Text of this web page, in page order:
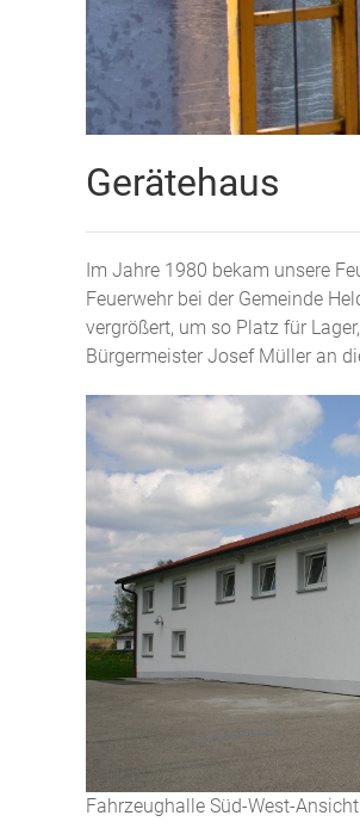
Gerätehaus
Im Jahre 1980 bekam unsere
Feuerwehr bei der Gemeinde
vergrößert, um so Platz für
Bürgermeister Josef Müller an
Fahrzeughalle Süd-West-Ansicht